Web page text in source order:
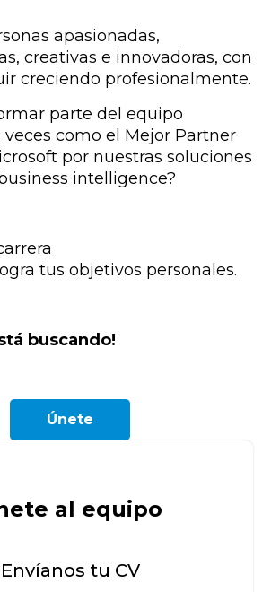
apasionadas,
creativas e innovadoras, con
creciendo profesionalmente.
parte del equipo
como el Mejor Partner
por nuestras soluciones
intelligence?
tus objetivos personales.
buscando!
Únete
al equipo
Envíanos tu CV